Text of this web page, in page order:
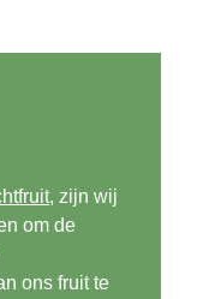
, zijn wij
om de
ons fruit te